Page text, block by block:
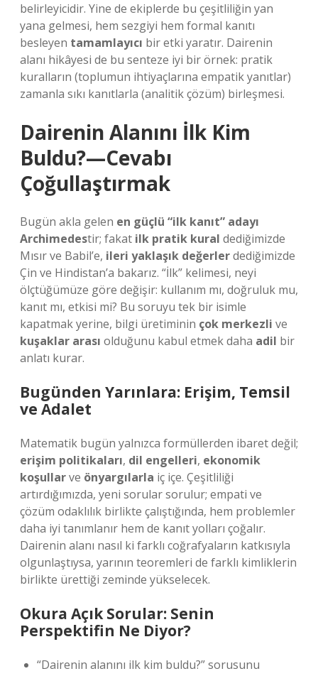
belirleyicidir. Yine de ekiplerde bu çeşitliliğin yan
yana gelmesi, hem sezgiyi hem formal kanıtı
besleyen tamamlayıcı bir etki yaratır. Dairenin
alanı hikâyesi de bu senteze iyi bir örnek: pratik
kuralların (toplumun ihtiyaçlarına empatik yanıtlar)
zamanla sıkı kanıtlarla (analitik çözüm) birleşmesi.
Dairenin Alanını İlk Kim
Buldu?—Cevabı
Çoğullaştırmak
Bugün akla gelen en güçlü “ilk kanıt” adayı
Archimedestir; fakat ilk pratik kural dediğimizde
Mısır ve Babil’e, ileri yaklaşık değerlerdediğimizde
Çin ve Hindistan’a bakarız. “İlk” kelimesi, neyi
ölçtüğümüze göre değişir: kullanım mı, doğruluk mu,
kanıt mı, etkisi mi? Bu soruyu tek bir isimle
kapatmak yerine, bilgi üretiminin çok merkezli ve
kuşaklar arası olduğunu kabul etmek daha adil bir
anlatı kurar.
Bugünden Yarınlara: Erişim, Temsil
ve Adalet
Matematik bugün yalnızca formüllerden ibaret değil;
erişim politikaları, dil engelleri, ekonomik
koşullarve önyargılarla iç içe. Çeşitliliği
artırdığımızda, yeni sorular sorulur; empati ve
çözüm odaklılık birlikte çalıştığında, hem problemler
daha iyi tanımlanır hem de kanıt yolları çoğalır.
Dairenin alanı nasıl ki farklı coğrafyaların katkısıyla
olgunlaştıysa, yarının teoremleri de farklı kimliklerin
birlikte ürettiği zeminde yükselecek.
Okura Açık Sorular: Senin
Perspektifin Ne Diyor?
“Dairenin alanını ilk kim buldu?” sorusunu